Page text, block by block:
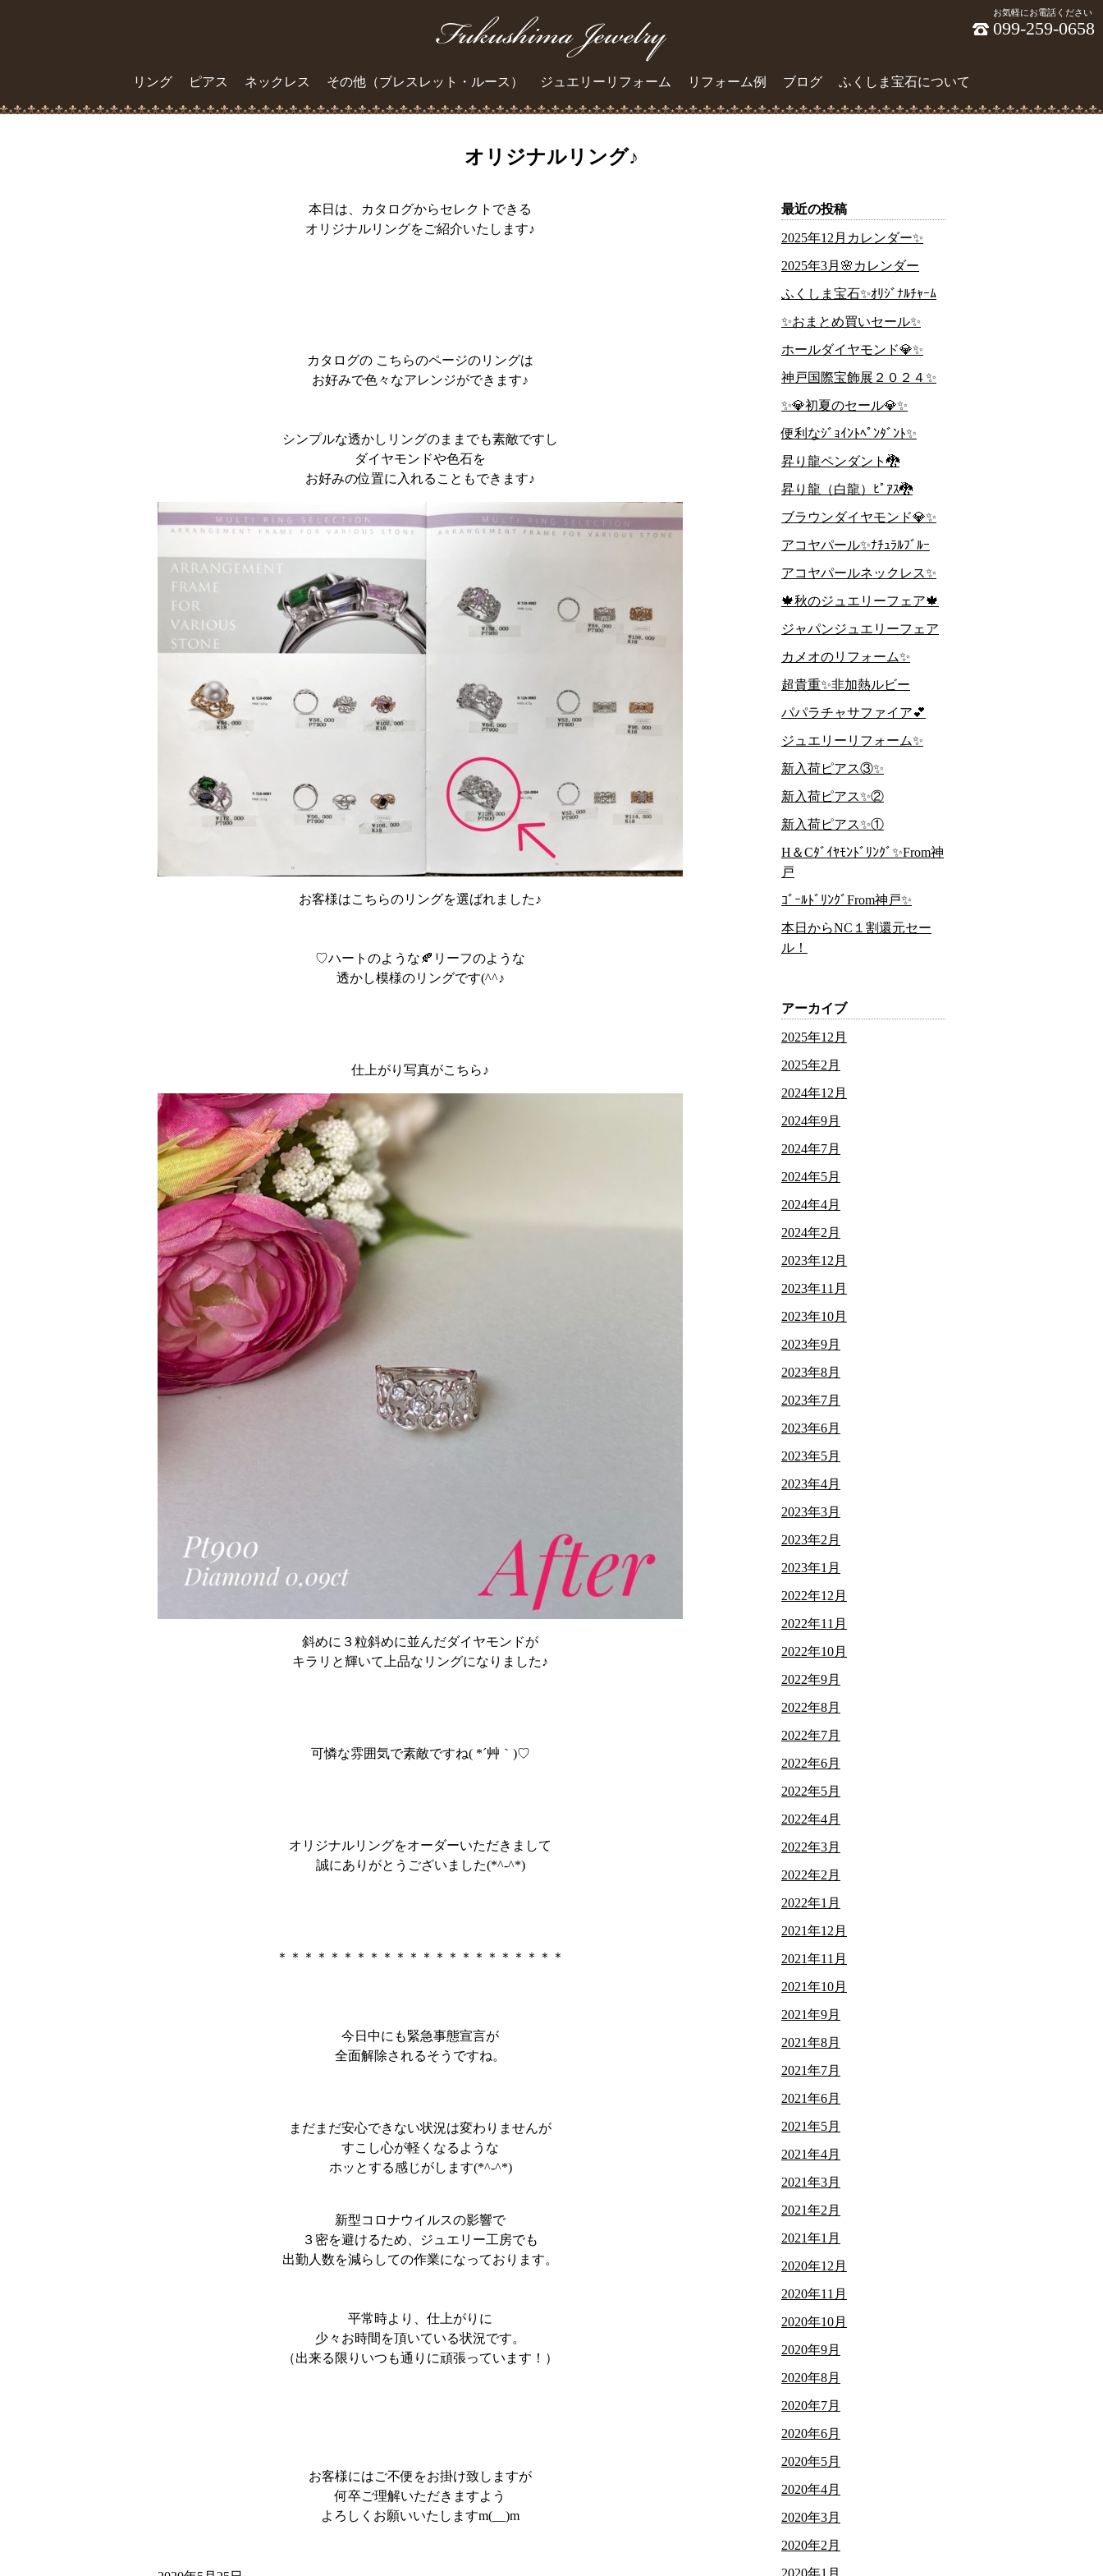
リング ピアス ネックレス その他（ブレスレット・ルース） ジュエリーリフォーム リフォーム例 ブログ ふくしま宝石について
お気軽にお電話ください
099-259-0658
オリジナルリング♪
本日は、カタログからセレクトできる
オリジナルリングをご紹介いたします♪
カタログの こちらのページのリングは
お好みで色々なアレンジができます♪
シンプルな透かしリングのままでも素敵ですし
ダイヤモンドや色石を
お好みの位置に入れることもできます♪
お客様はこちらのリングを選ばれました♪
♡ハートのような🍂リーフのような
透かし模様のリングです(^^♪
仕上がり写真がこちら♪
斜めに３粒斜めに並んだダイヤモンドが
キラリと輝いて上品なリングになりました♪
可憐な雰囲気で素敵ですね( *´艸｀)♡
オリジナルリングをオーダーいただきまして
誠にありがとうございました(*^-^*)
＊＊＊＊＊＊＊＊＊＊＊＊＊＊＊＊＊＊＊＊＊＊
今日中にも緊急事態宣言が
全面解除されるそうですね。
まだまだ安心できない状況は変わりませんが
すこし心が軽くなるような
ホッとする感じがします(*^-^*)
新型コロナウイルスの影響で
３密を避けるため、ジュエリー工房でも
出勤人数を減らしての作業になっております。
平常時より、仕上がりに
少々お時間を頂いている状況です。
（出来る限りいつも通りに頑張っています！）
お客様にはご不便をお掛け致しますが
何卒ご理解いただきますよう
よろしくお願いいたしますm(__)m
最近の投稿
2025年12月カレンダー✨
2025年3月🌸カレンダー
ふくしま宝石✨ｵﾘｼﾞﾅﾙﾁｬｰﾑ
✨おまとめ買いセール✨
ホールダイヤモンド💎✨
神戸国際宝飾展２０２４✨
✨💎初夏のセール💎✨
便利なｼﾞｮｲﾝﾄﾍﾟﾝﾀﾞﾝﾄ✨
昇り龍ペンダント🐉
昇り龍（白龍）ﾋﾟｱｽ🐉
ブラウンダイヤモンド💎✨
アコヤパール✨ﾅﾁｭﾗﾙﾌﾞﾙｰ
アコヤパールネックレス✨
🍁秋のジュエリーフェア🍁
ジャパンジュエリーフェア
カメオのリフォーム✨
超貴重✨非加熱ルビー
パパラチャサファイア💕
ジュエリーリフォーム✨
新入荷ピアス③✨
新入荷ピアス✨②
新入荷ピアス✨①
H＆Cﾀﾞｲﾔﾓﾝﾄﾞﾘﾝｸﾞ✨From神
戸
ｺﾞｰﾙﾄﾞﾘﾝｸﾞFrom神戸✨
本日からNC１割還元セー
ル！
アーカイブ
2025年12月
2025年2月
2024年12月
2024年9月
2024年7月
2024年5月
2024年4月
2024年2月
2023年12月
2023年11月
2023年10月
2023年9月
2023年8月
2023年7月
2023年6月
2023年5月
2023年4月
2023年3月
2023年2月
2023年1月
2022年12月
2022年11月
2022年10月
2022年9月
2022年8月
2022年7月
2022年6月
2022年5月
2022年4月
2022年3月
2022年2月
2022年1月
2021年12月
2021年11月
2021年10月
2021年9月
2021年8月
2021年7月
2021年6月
2021年5月
2021年4月
2021年3月
2021年2月
2021年1月
2020年12月
2020年11月
2020年10月
2020年9月
2020年8月
2020年7月
2020年6月
2020年5月
2020年4月
2020年3月
2020年2月
2020年1月